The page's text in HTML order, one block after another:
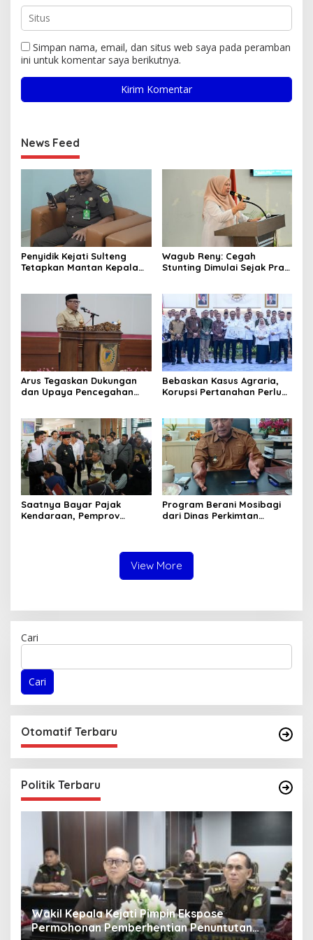
Simpan nama, email, dan situs web saya pada peramban
ini untuk komentar saya berikutnya.
News Feed
Penyidik Kejati Sulteng
Tetapkan Mantan Kepala
Tersangka Dugaan Korupsi
Pemungutan Pajak
Pertambangan
Wagub Reny: Cegah
Stunting Dimulai Sejak Pra
Arus Tegaskan Dukungan
dan Upaya Pencegahan
Bebaskan Kasus Agraria,
Korupsi Pertanahan Perlu
Saatnya Bayar Pajak
Kendaraan, Pemprov
Program Berani Mosibagi
dari Dinas Perkimtan
View More
Cari
Cari
Otomatif Terbaru
Politik Terbaru
Wakil Kepala Kejati Pimpin Ekspose
Permohonan Pemberhentian Penuntutan